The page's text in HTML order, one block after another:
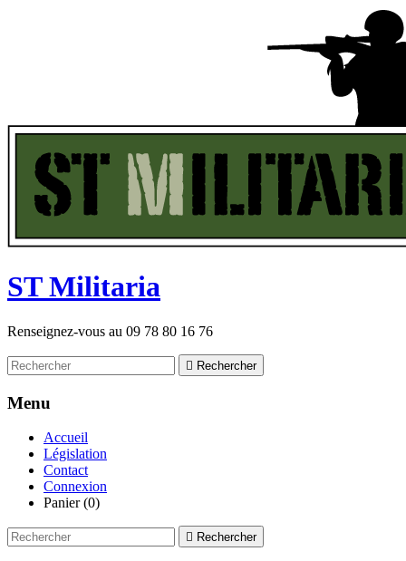
STMilitaria
Renseignez-vous au 09 78 80 16 76
 Rechercher
Menu
Accueil
Législation
Contact
Connexion
Panier (0)
 Rechercher